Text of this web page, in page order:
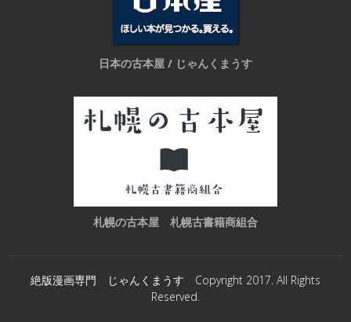
日本の古本屋 / じゃんくまうす
札幌の古本屋 札幌古書籍商組合
絶版漫画専門 じゃんくまうす Copyright 2017. All Rights
Reserved.